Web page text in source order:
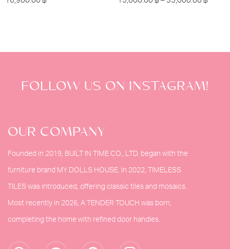
FOLLOW US ON INSTAGRAM!
OUR COMPANY
Founded in 2019, BUILT IN TIME CO., LTD. began with the
furniture brand MY DOLLS HOUSE. In 2022, TIMELESS
TILES was introduced, offering classic tiles and mosaics.
Most recently in 2026, A TENDER TOUCH was born,
completing the home with refined door handles.